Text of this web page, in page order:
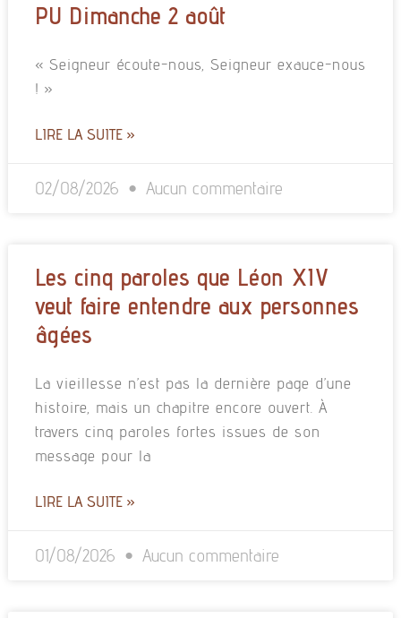
PU Dimanche 2 août
« Seigneur écoute-nous, Seigneur exauce-nous
! »
LIRE LA SUITE »
02/08/2026 Aucun commentaire
Les cinq paroles que Léon XIV
veut faire entendre aux personnes
âgées
La vieillesse n’est pas la dernière page d’une
histoire, mais un chapitre encore ouvert. À
travers cinq paroles fortes issues de son
message pour la
LIRE LA SUITE »
01/08/2026 Aucun commentaire